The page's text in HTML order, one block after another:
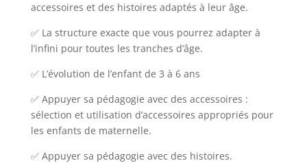
accessoires et des histoires adaptés à leur âge.
✅ La structure exacte que vous pourrez adapter à
l’infini pour toutes les tranches d’âge.
✅ L’évolution de l’enfant de 3 à 6 ans
✅ Appuyer sa pédagogie avec des accessoires :
sélection et utilisation d’accessoires appropriés pour
les enfants de maternelle.
✅ Appuyer sa pédagogie avec des histoires.